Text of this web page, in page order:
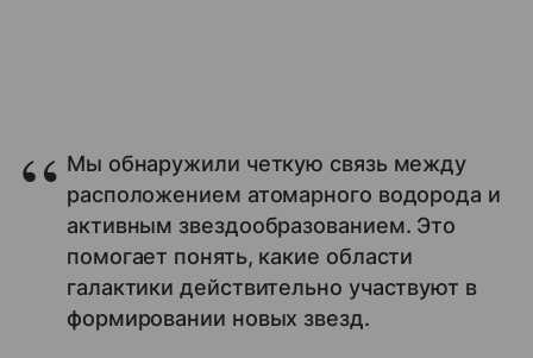
Мы обнаружили четкую связь между
расположением атомарного водорода и
активным звездообразованием. Это
помогает понять, какие области
галактики действительно участвуют в
формировании новых звезд.